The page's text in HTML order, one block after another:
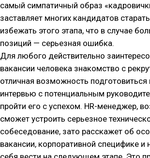
самый симпатичный образ
заставляет многих кандидатов
избежать этого этапа, что в случае
позиций — серьезная ошибка.
Для любого действительно
вакансии человека знакомство с
отличная возможность
интервью с потенциальным
пройти его с успехом. HR-менеджер,
сможет устроить серьезное
собеседование, зато расскажет об
вакансии, корпоративной специфике и